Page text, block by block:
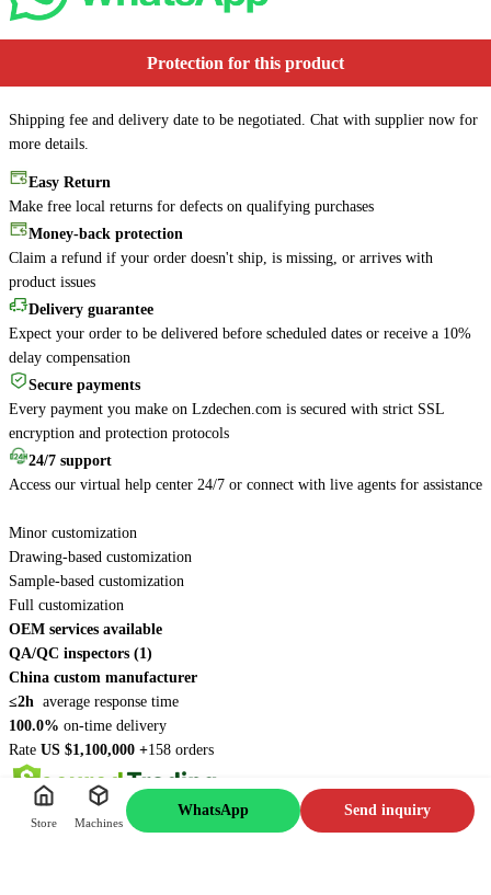
Protection for this product
Shipping fee and delivery date to be negotiated. Chat with supplier now for
more details.
Easy Return
Make free local returns for defects on qualifying purchases
Money-back protection
Claim a refund if your order doesn't ship, is missing, or arrives with
product issues
Delivery guarantee
Expect your order to be delivered before scheduled dates or receive a 10%
delay compensation
Secure payments
Every payment you make on Lzdechen.com is secured with strict SSL
encryption and protection protocols
24/7 support
Access our virtual help center 24/7 or connect with live agents for assistance
Minor customization
Drawing-based customization
Sample-based customization
Full customization
OEM services available
QA/QC inspectors (1)
China custom manufacturer
≤2h average response time
100.0% on-time delivery
Rate US $1,100,000 +158 orders
Store Machines
WhatsApp Send inquiry